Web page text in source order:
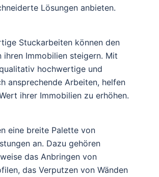
Lösungen anbieten.
Stuckarbeiten können den
ihren Immobilien steigern. Mit
hochwertige und
ansprechende Arbeiten, helfen
ihrer Immobilien zu erhöhen.
eine breite Palette von
an. Dazu gehören
das Anbringen von
das Verputzen von Wänden